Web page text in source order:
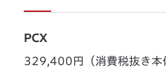
PCX
329,400円（消費税抜き